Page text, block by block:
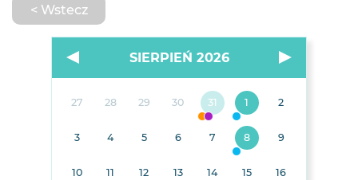
< Wstecz
SIERPIEŃ 2026
27 28 29 30 31 1 2
3 4 5 6 7 8 9
10 11 12 13 14 15 16